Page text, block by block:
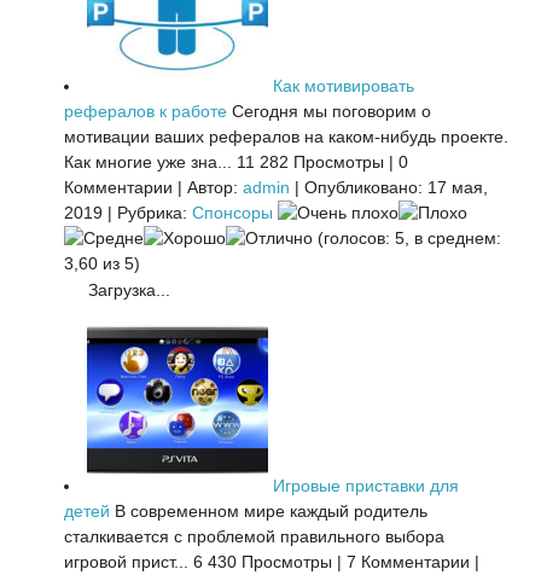
Как мотивировать
рефералов к работе Сегодня мы поговорим о
мотивации ваших рефералов на каком-нибудь проекте.
Как многие уже зна...
11 282 Просмотры | 0
Комментарии | Автор: admin | Опубликовано: 17 мая,
2019 | Рубрика: Спонсоры
(голосов: 5, в среднем:
3,60 из 5)
Загрузка...
Игровые приставки для
детей В современном мире каждый родитель
сталкивается с проблемой правильного выбора
игровой прист...
6 430 Просмотры | 7 Комментарии |